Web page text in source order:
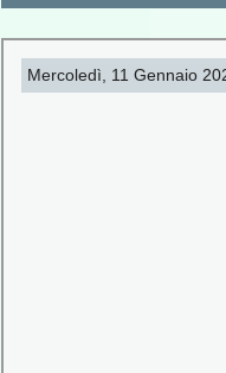
Mercoledì, 11 Gennaio